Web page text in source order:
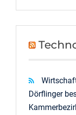
Dörflinger